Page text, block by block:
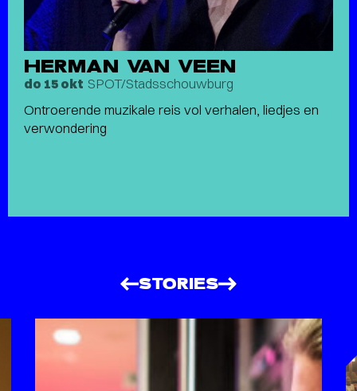
HERMAN VAN VEEN
do 15 okt SPOT/Stadsschouwburg
Ontroerende muzikale reis vol verhalen, liedjes en
verwondering
STORIES